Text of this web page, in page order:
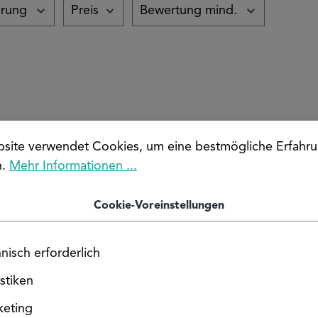
Preis Bewertung mind.
Flachstange
Durchschnittliche
verwendet Cookies, um eine bestmögliche
Mehr Informationen ...
Cookie-Voreinstellungen
erforderlich